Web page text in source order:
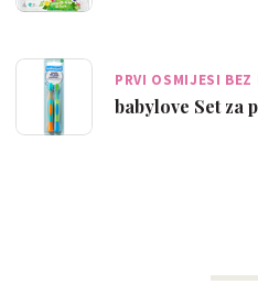
PRVI OSMIJESI BEZ
babylove Set za